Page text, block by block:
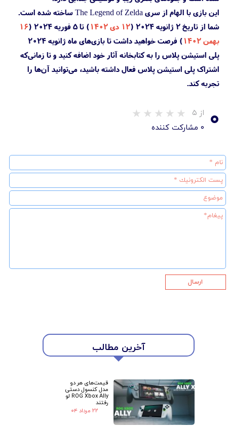
این بازی با الهام از سری The Legend of Zelda ساخته شده است.
شما از تاریخ ۲ ژانویه ۲۰۲۴ (
۱۲ دی ۱۴۰۲ ) تا ۵ فوریه ۲۰۲۴ (
۱۶
بهمن ۱۴۰۲
) فرصت خواهید داشت تا بازی‌های ماه ژانویه ۲۰۲۴
پلی استیشن پلاس را به کتابخانه آثار خود اضافه کنید و تا زمانی‌که
اشتراک پلی استیشن پلاس فعال داشته باشید، می‌توانید آن‌ها را
تجربه کند.
۰ از ۵
★
۰ مشارکت کننده
آخرین مطالب
قیمت‌های هر دو
مدل کنسول دستی
ROG Xbox Ally لو
رفتند
۲۲ مرداد ۰۴
ارسال